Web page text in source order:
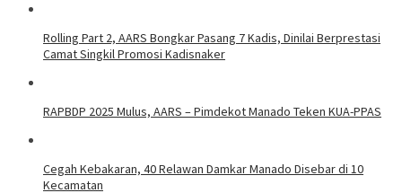
Rolling Part 2, AARS Bongkar Pasang 7 Kadis, Dinilai Berprestasi
Camat Singkil Promosi Kadisnaker
RAPBDP 2025 Mulus, AARS – Pimdekot Manado Teken KUA-PPAS
Cegah Kebakaran, 40 Relawan Damkar Manado Disebar di 10
Kecamatan